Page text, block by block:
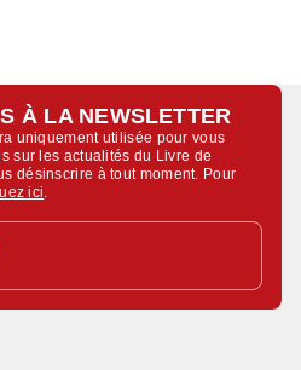
À LA NEWSLETTER
uniquement utilisée pour vous
sur les actualités du Livre de
désinscrire à tout moment. Pour
ici